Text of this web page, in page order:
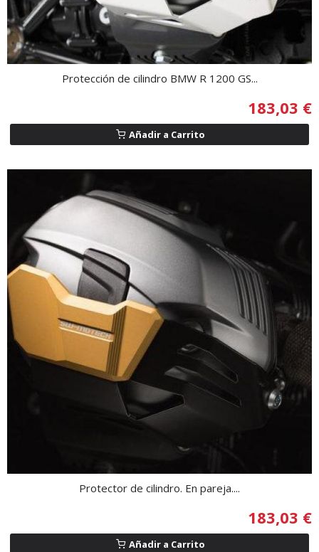
Protección de cilindro BMW R 1200 GS...
183,03 €
Añadir a Carrito
Protector de cilindro. En pareja....
183,03 €
Añadir a Carrito